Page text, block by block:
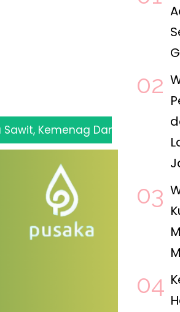
Dan FKUB Beltim Verifikasi